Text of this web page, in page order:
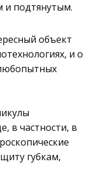
и подтянутым.
объект
и о
в частности, в
губкам,